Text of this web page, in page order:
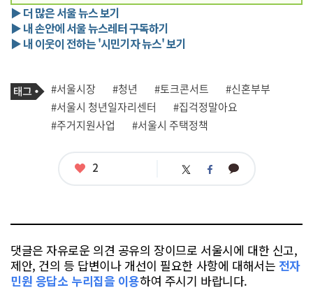
▶ 더 많은 서울 뉴스 보기
▶ 내 손안에 서울 뉴스레터 구독하기
▶ 내 이웃이 전하는 '시민기자 뉴스' 보기
기
사
관
련
태
태
그
#서울시장 #청년 #토크콘서트
#신혼부부
#서울시 청년일자리센터
#집걱정말아요
#주거지원사업
#서울시 주택정책
좋
2 트 페 카
댓글은 자유로운 의견 공유의 장이므로 서울시에 대한 신고,
제안, 건의 등 답변이나 개선이 필요한 사항에 대해서는 전자
민원 응답소 누리집을 이용하여 주시기 바랍니다.